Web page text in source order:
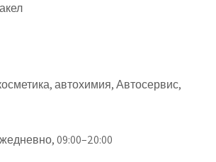
автохимия, Автосервис,
09:00–20:00